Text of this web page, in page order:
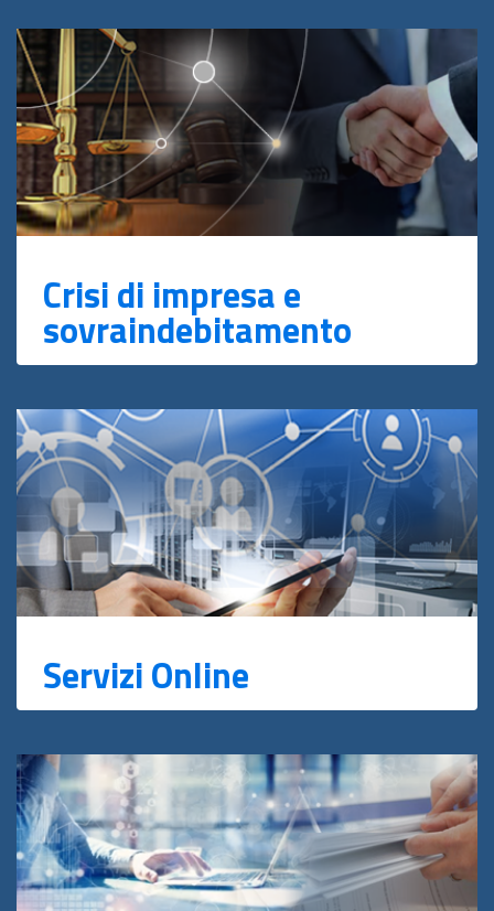
Crisi di impresa e
sovraindebitamento
Servizi Online